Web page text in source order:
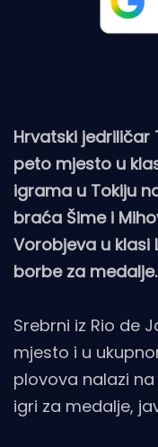
Hrvatski jedriličar
peto mjesto u
igrama u Tokiju
braća Šime i
Vorobjeva u klasi
borbe za medalje.
Srebrni iz Rio de
mjesto i u
plovova nalazi
igri za medalje,